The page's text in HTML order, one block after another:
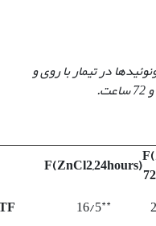
در تیمار با روی و
F(ZnCl2,24hours)
16/5**